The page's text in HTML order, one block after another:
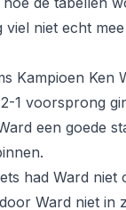
viel niet echt
Kampioen Ken
1 voorsprong
een goede
had Ward niet
Ward niet in